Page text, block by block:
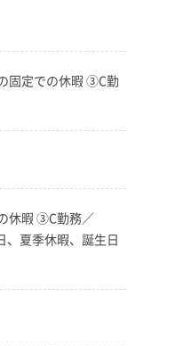
固定での休暇 ③C勤
休暇 ③C勤務／
、夏季休暇、誕生日